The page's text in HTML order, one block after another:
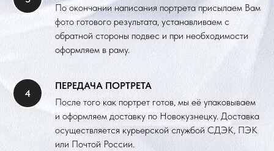
По окончании написания портрета присылаем Вам
фото готового результата, устанавливаем с
обратной стороны подвес и при необходимости
оформляем в раму.
ПЕРЕДАЧА ПОРТРЕТА
После того как портрет готов, мы её упаковываем
и оформляем доставку по Новокузнецку. Доставка
осуществляется курьерской службой СДЭК, ПЭК
или Почтой России.